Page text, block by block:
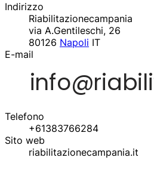
Indirizzo
Riabilitazionecampania
via A.Gentileschi, 26
80126 Napoli IT
E-mail
Telefono
+61383766284
Sito web
riabilitazionecampania.it